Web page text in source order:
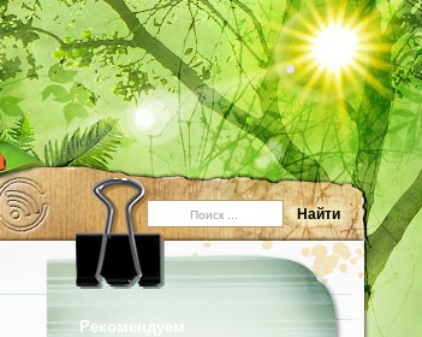
Рекомендуем